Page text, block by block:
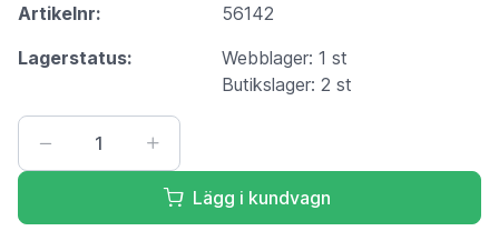
Artikelnr:
56142
Lagerstatus:
Webblager: 1 st
Butikslager: 2 st
Lägg i kundvagn